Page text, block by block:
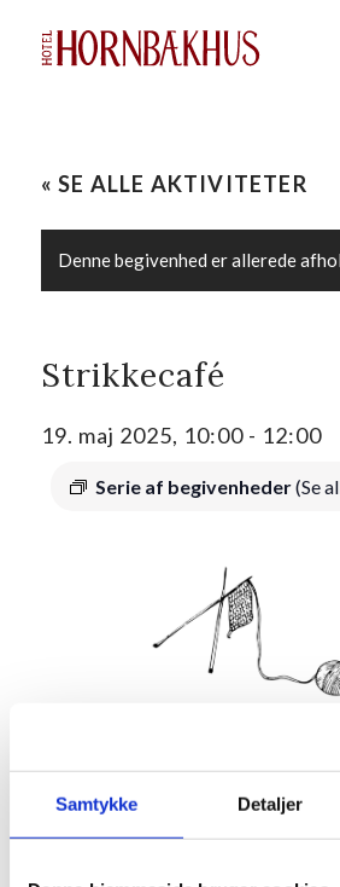
Samtykke Detaljer
« SE ALLE AKTIVITETER
Denne begivenhed er allerede
Strikkecafé
19. maj 2025, 10:00- 12:00
Serie af begivenheder(Se
for alle der synes, det er hyggeligt at
sammen med andre, og det koster